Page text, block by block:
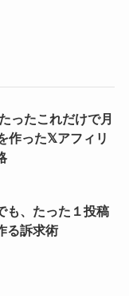
ったこれだけで月
作った𝕏アフィリ
も、たった１投稿
る訴求術